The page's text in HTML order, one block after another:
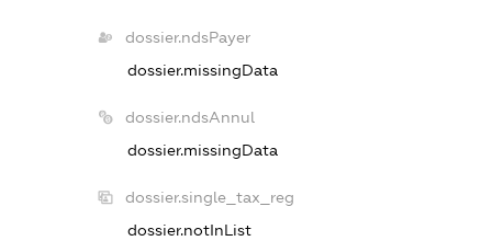
dossier.ndsPayer
dossier.missingData
dossier.ndsAnnul
dossier.missingData
dossier.single_tax_reg
dossier.notInList